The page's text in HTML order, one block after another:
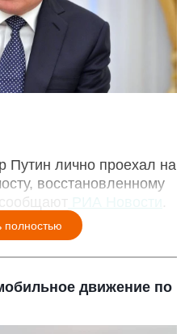
лично проехал на
восстановленному
РИА Новости
полностью
движение по